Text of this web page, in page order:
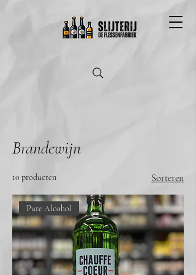
Brandewijn
10 producten Sorteren
Pure Alcohol